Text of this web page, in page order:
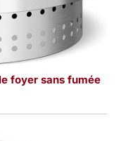
foyer sans fumée